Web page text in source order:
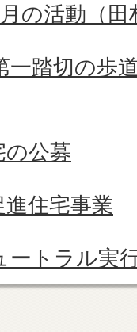
の活動（田
一踏切の歩
の公募
住宅事業
ートラル実